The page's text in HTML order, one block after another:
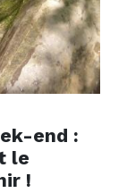
end :
le
!